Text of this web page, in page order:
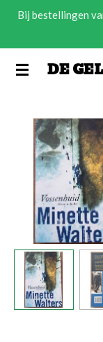
Ga
de
DE
Bij bestellingen